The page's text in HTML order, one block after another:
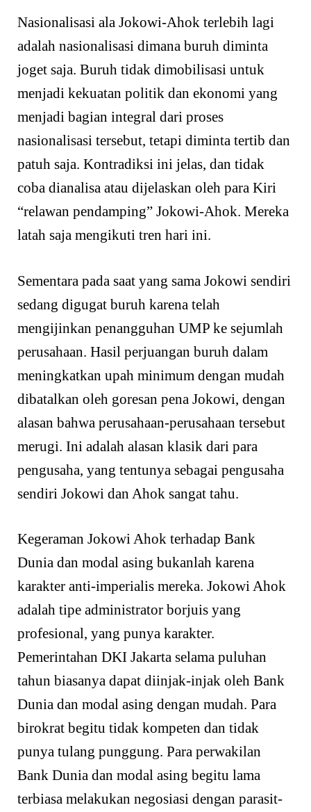
Nasionalisasi ala Jokowi-Ahok terlebih lagi
adalah nasionalisasi dimana buruh diminta
joget saja. Buruh tidak dimobilisasi untuk
menjadi kekuatan politik dan ekonomi yang
menjadi bagian integral dari proses
nasionalisasi tersebut, tetapi diminta tertib dan
patuh saja. Kontradiksi ini jelas, dan tidak
coba dianalisa atau dijelaskan oleh para Kiri
“relawan pendamping” Jokowi-Ahok. Mereka
latah saja mengikuti tren hari ini.
Sementara pada saat yang sama Jokowi sendiri
sedang digugat buruh karena telah
mengijinkan penangguhan UMP ke sejumlah
perusahaan. Hasil perjuangan buruh dalam
meningkatkan upah minimum dengan mudah
dibatalkan oleh goresan pena Jokowi, dengan
alasan bahwa perusahaan-perusahaan tersebut
merugi. Ini adalah alasan klasik dari para
pengusaha, yang tentunya sebagai pengusaha
sendiri Jokowi dan Ahok sangat tahu.
Kegeraman Jokowi Ahok terhadap Bank
Dunia dan modal asing bukanlah karena
karakter anti-imperialis mereka. Jokowi Ahok
adalah tipe administrator borjuis yang
profesional, yang punya karakter.
Pemerintahan DKI Jakarta selama puluhan
tahun biasanya dapat diinjak-injak oleh Bank
Dunia dan modal asing dengan mudah. Para
birokrat begitu tidak kompeten dan tidak
punya tulang punggung. Para perwakilan
Bank Dunia dan modal asing begitu lama
terbiasa melakukan negosiasi dengan parasit-